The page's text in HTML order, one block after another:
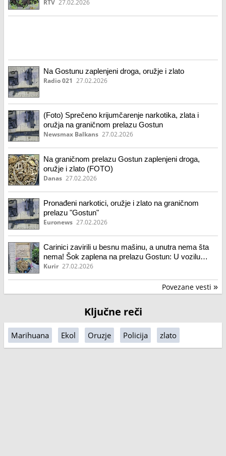
RTV 27.02.2026
Na Gostunu zaplenjeni droga, oružje i zlato
Radio 021 27.02.2026
(Foto) Sprečeno krijumčarenje narkotika, zlata i
oružja na graničnom prelazu Gostun
Newsmax Balkans 27.02.2026
Na graničnom prelazu Gostun zaplenjeni droga,
oružje i zlato (FOTO)
Danas 27.02.2026
Pronađeni narkotici, oružje i zlato na graničnom
prelazu "Gostun"
Euronews 27.02.2026
Carinici zavirili u besnu mašinu, a unutra nema šta
nema! Šok zaplena na prelazu Gostun: U vozilu
nađena marihuana, gasni pištolji, sačmara, ali i zlato!
Kurir 27.02.2026
Povezane vesti »
Ključne reči
Marihuana Ekol Oruzje Policija zlato